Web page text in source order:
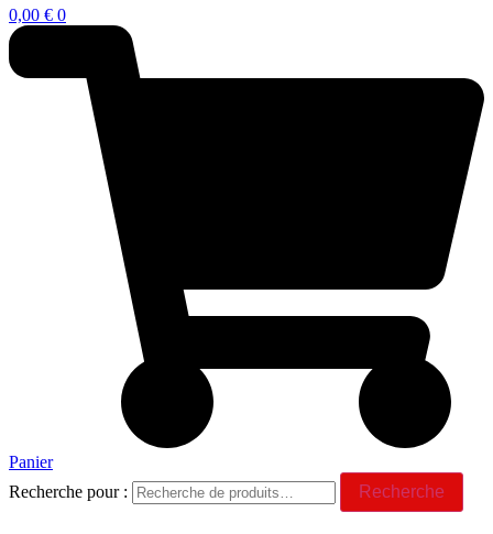
0,00 € 0
Panier
Recherche pour :
Recherche